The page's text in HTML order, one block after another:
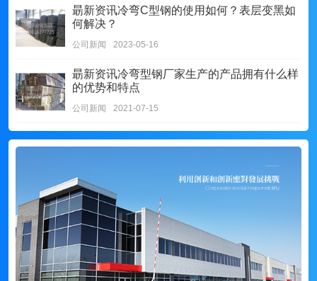
朂新资讯冷弯C型钢的使用如何？表层变黑如
何解决？
公司新闻 2023-05-16
朂新资讯冷弯型钢厂家生产的产品拥有什么样
的优势和特点
公司新闻 2021-07-15